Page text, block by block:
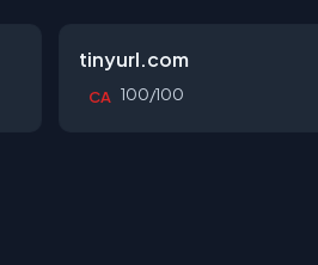
tinyurl.com
CA 100/100